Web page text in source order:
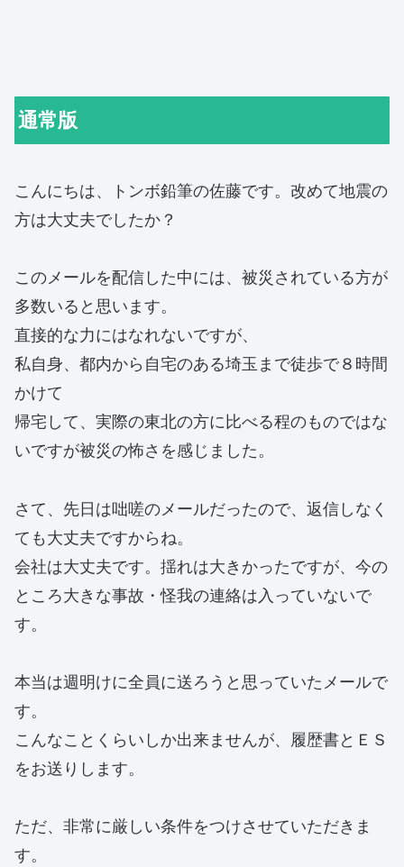
通常版
こんにちは、トンボ鉛筆の佐藤です。改めて地震の
方は大丈夫でしたか？
このメールを配信した中には、被災されている方が
多数いると思います。
直接的な力にはなれないですが、
私自身、都内から自宅のある埼玉まで徒歩で８時間
かけて
帰宅して、実際の東北の方に比べる程のものではな
いですが被災の怖さを感じました。
さて、先日は咄嗟のメールだったので、返信しなく
ても大丈夫ですからね。
会社は大丈夫です。揺れは大きかったですが、今の
ところ大きな事故・怪我の連絡は入っていないで
す。
本当は週明けに全員に送ろうと思っていたメールで
す。
こんなことくらいしか出来ませんが、履歴書とＥＳ
をお送りします。
ただ、非常に厳しい条件をつけさせていただきま
す。